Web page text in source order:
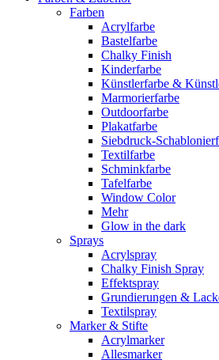
Farben
Acrylfarbe
Bastelfarbe
Chalky Finish
Kinderfarbe
Künstlerfarbe &
Marmorierfarbe
Outdoorfarbe
Plakatfarbe
Siebdruck-
Textilfarbe
Schminkfarbe
Tafelfarbe
Window Color
Mehr
Glow in the dark
Sprays
Acrylspray
Chalky Finish Spray
Effektspray
Grundierungen &
Textilspray
Marker & Stifte
Acrylmarker
Allesmarker